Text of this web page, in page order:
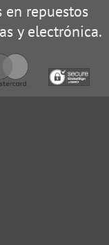
en repuestos
y electrónica.